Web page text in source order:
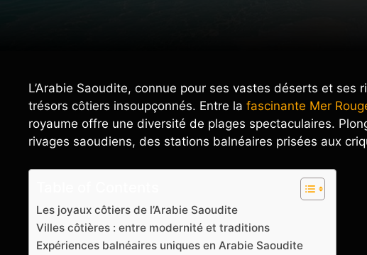
L’Arabie Saoudite, connue pour ses vastes déserts et ses
trésors côtiers insoupçonnés. Entre la fascinante Mer
royaume offre une diversité de plages spectaculaires.
rivages saoudiens, des stations balnéaires prisées aux
Les joyaux côtiers de l’Arabie Saoudite
Villes côtières : entre modernité et traditions
Expériences balnéaires uniques en Arabie Saoudite